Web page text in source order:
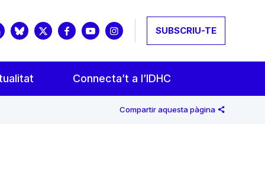
SUBSCRIU-TE
Connecta’t a l’IDHC
Compartir aquesta pàgina